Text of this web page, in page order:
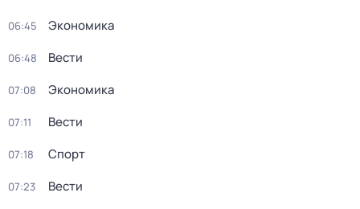
06:45 Экономика
06:48 Вести
07:08 Экономика
07:11 Вести
07:18 Спорт
07:23 Вести